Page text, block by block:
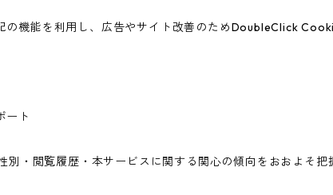
機能を利用し、広告やサイト改善のためDoubleClick
ート
・閲覧履歴・本サービスに関する関心の傾向をおおよそ把